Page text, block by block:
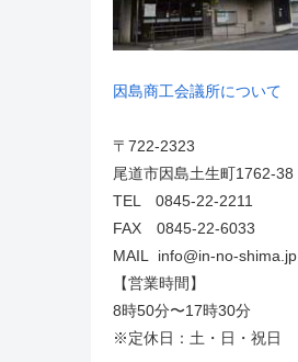
因島商工会議所について
〒722-2323
尾道市因島土生町1762-38
TEL 0845-22-2211
FAX 0845-22-6033
MAIL info@in-no-shima.jp
【営業時間】
8時50分〜17時30分
※定休日：土・日・祝日